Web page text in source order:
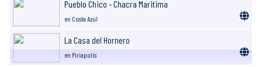
Pueblo Chico - Chacra Maritima
en Costa Azul
La Casa del Hornero
en Piriapolis